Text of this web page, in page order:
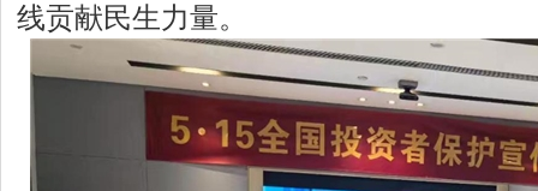
线贡献民生力量。